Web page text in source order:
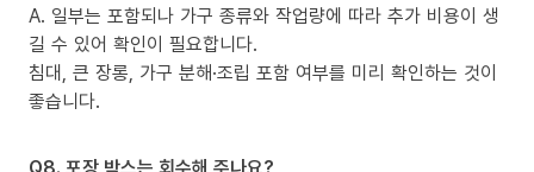
A. 일부는 포함되나 가구 종류와 작업량에 따라 추가 비용이 생
길 수 있어 확인이 필요합니다.
침대, 큰 장롱, 가구 분해·조립 포함 여부를 미리 확인하는 것이
좋습니다.